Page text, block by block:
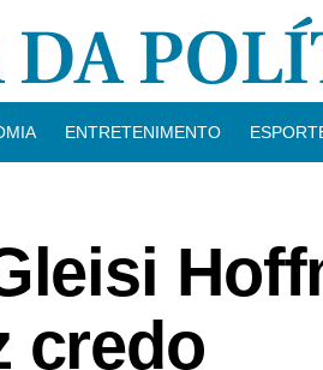
ENTRETENIMENTO
credo